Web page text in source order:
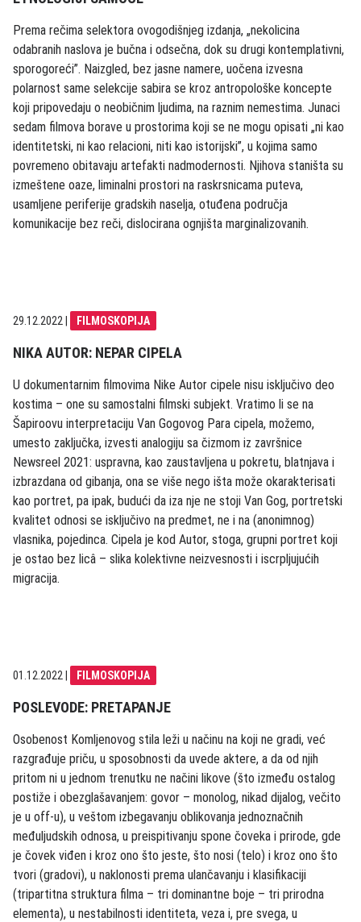
Prema rečima selektora ovogodišnjeg izdanja, „nekolicina
odabranih naslova je bučna i odsečna, dok su drugi kontemplativni,
sporogoreći”. Naizgled, bez jasne namere, uočena izvesna
polarnost same selekcije sabira se kroz antropološke koncepte
koji pripovedaju o neobičnim ljudima, na raznim nemestima. Junaci
sedam filmova borave u prostorima koji se ne mogu opisati „ni kao
identitetski, ni kao relacioni, niti kao istorijski”, u kojima samo
povremeno obitavaju artefakti nadmodernosti. Njihova staništa su
izmeštene oaze, liminalni prostori na raskrsnicama puteva,
usamljene periferije gradskih naselja, otuđena područja
komunikacije bez reči, dislocirana ognjišta marginalizovanih.
29.12.2022 FILMOSKOPIJA
NIKA AUTOR: NEPAR CIPELA
U dokumentarnim filmovima Nike Autor cipele nisu isključivo deo
kostima – one su samostalni filmski subjekt. Vratimo li se na
Šapiroovu interpretaciju Van Gogovog Para cipela, možemo,
umesto zaključka, izvesti analogiju sa čizmom iz završnice
Newsreel 2021: uspravna, kao zaustavljena u pokretu, blatnjava i
izbrazdana od gibanja, ona se više nego išta može okarakterisati
kao portret, pa ipak, budući da iza nje ne stoji Van Gog, portretski
kvalitet odnosi se isključivo na predmet, ne i na (anonimnog)
vlasnika, pojedinca. Cipela je kod Autor, stoga, grupni portret koji
je ostao bez licâ – slika kolektivne neizvesnosti i iscrpljujućih
migracija.
01.12.2022 FILMOSKOPIJA
POSLEVODE: PRETAPANJE
Osobenost Komljenovog stila leži u načinu na koji ne gradi, već
razgrađuje priču, u sposobnosti da uvede aktere, a da od njih
pritom ni u jednom trenutku ne načini likove (što između ostalog
postiže i obezglašavanjem: govor – monolog, nikad dijalog, večito
je u off-u), u veštom izbegavanju oblikovanja jednoznačnih
međuljudskih odnosa, u preispitivanju spone čoveka i prirode, gde
je čovek viđen i kroz ono što jeste, što nosi (telo) i kroz ono što
tvori (gradovi), u naklonosti prema ulančavanju i klasifikaciji
(tripartitna struktura filma – tri dominantne boje – tri prirodna
elementa), u nestabilnosti identiteta, veza i, pre svega, u